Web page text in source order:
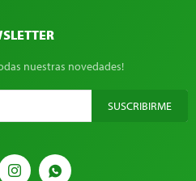
 
nuestras novedades!
SUSCRIBIRME